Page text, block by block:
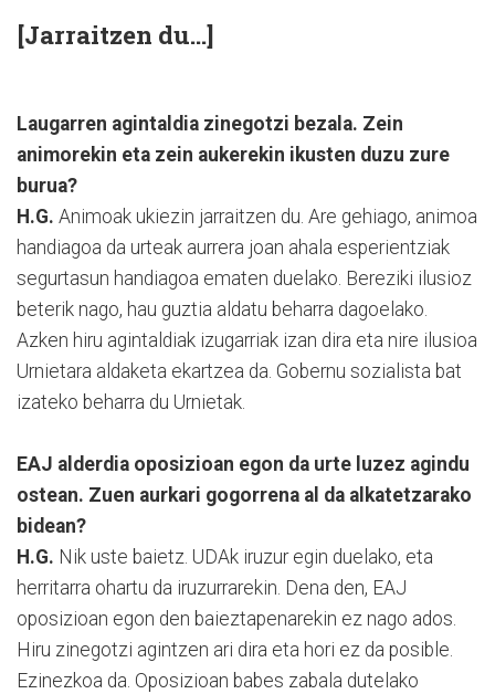
[Jarraitzen du...]
Laugarren agintaldia zinegotzi bezala. Zein
animorekin eta zein aukerekin ikusten duzu zure
burua?
H.G. Animoak ukiezin jarraitzen du. Are gehiago, animoa
handiagoa da urteak aurrera joan ahala esperientziak
segurtasun handiagoa ematen duelako. Bereziki ilusioz
beterik nago, hau guztia aldatu beharra dagoelako.
Azken hiru agintaldiak izugarriak izan dira eta nire ilusioa
Urnietara aldaketa ekartzea da. Gobernu sozialista bat
izateko beharra du Urnietak.
EAJ alderdia oposizioan egon da urte luzez agindu
ostean. Zuen aurkari gogorrena al da alkatetzarako
bidean?
H.G. Nik uste baietz. UDAk iruzur egin duelako, eta
herritarra ohartu da iruzurrarekin. Dena den, EAJ
oposizioan egon den baieztapenarekin ez nago ados.
Hiru zinegotzi agintzen ari dira eta hori ez da posible.
Ezinezkoa da. Oposizioan babes zabala dutelako